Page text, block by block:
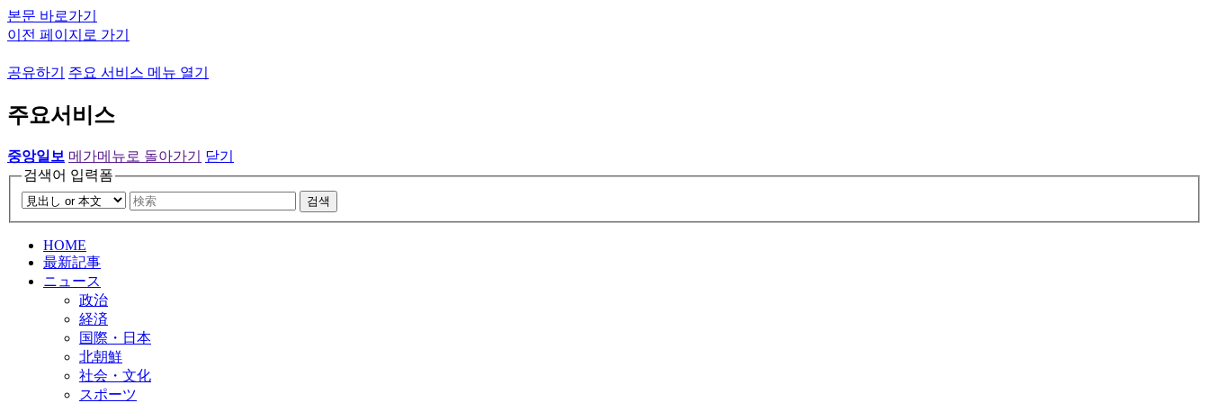
본문 바로가기
이전 페이지로 가기
공유하기 주요 서비스 메뉴 열기
주요서비스
중앙일보 메가메뉴로 돌아가기
닫기
검색어 입력폼
검색
HOME
最新記事
ニュース
政治
経済
国際・日本
北朝鮮
社会・文化
スポーツ